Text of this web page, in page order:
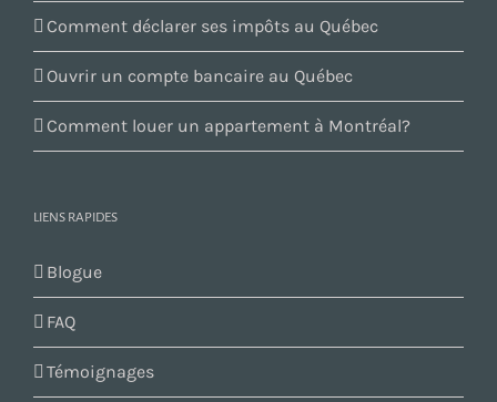
Comment déclarer ses impôts au Québec
Ouvrir un compte bancaire au Québec
Comment louer un appartement à Montréal?
LIENS RAPIDES
Blogue
FAQ
Témoignages